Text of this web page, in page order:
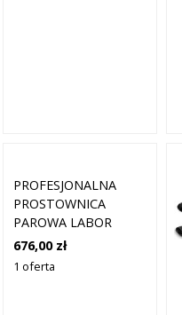
PROFESJONALNA
PROSTOWNICA
PAROWA LABOR
PLUM VAPOR
676,00 zł
1 oferta